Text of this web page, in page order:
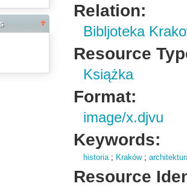
Relation:
Bibljoteka
Resource
Książka
Format:
image/x.djvu
Keywords:
historia; Kraków;
Resource